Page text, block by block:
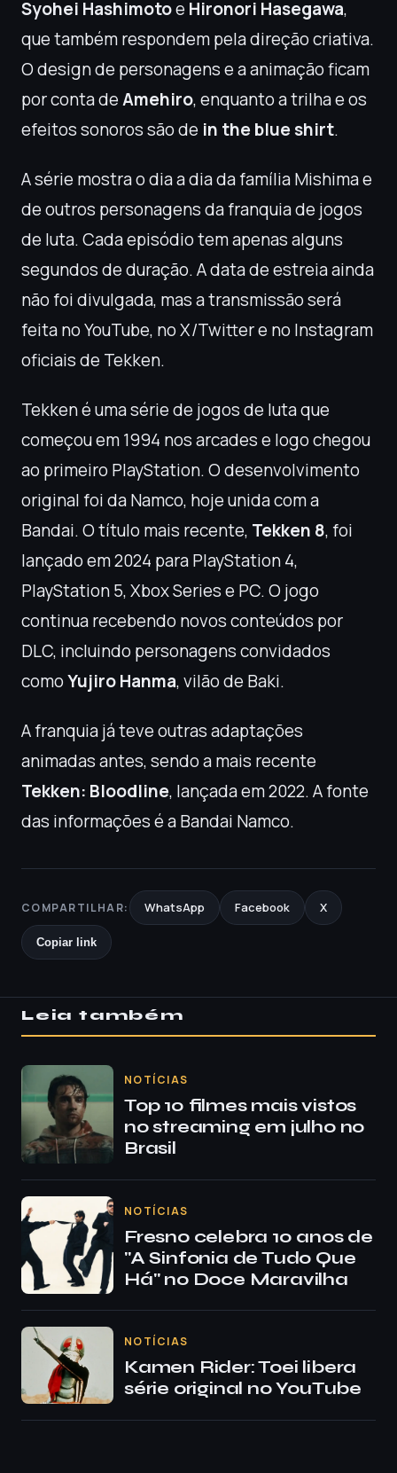
Syohei Hashimotoe Hironori Hasegawa,
que também respondem pela direção criativa.
O design de personagens e a animação ficam
por conta deAmehiro, enquanto a trilha e os
efeitos sonoros são de in the blue shirt.
A série mostra o dia a dia da família Mishima e
de outros personagens da franquia de jogos
de luta. Cada episódio tem apenas alguns
segundos de duração. A data de estreia ainda
não foi divulgada, mas a transmissão será
feita no YouTube, no X/Twitter e no Instagram
oficiais de Tekken.
Tekken é uma série de jogos de luta que
começou em 1994 nos arcades e logo chegou
ao primeiro PlayStation. O desenvolvimento
original foi da Namco, hoje unida com a
Bandai. O título mais recente, Tekken 8, foi
lançado em 2024 para PlayStation 4,
PlayStation 5, Xbox Series e PC. O jogo
continua recebendo novos conteúdos por
DLC, incluindo personagens convidados
comoYujiro Hanma, vilão de Baki.
A franquia já teve outras adaptações
animadas antes, sendo a mais recente
Tekken: Bloodline, lançada em 2022. A fonte
das informações é a Bandai Namco.
COMPARTILHAR: WhatsApp Facebook X
Copiar link
Leia também
NOTÍCIAS
Top 10 filmes mais vistos
no streaming em julho no
Brasil
NOTÍCIAS
Fresno celebra 10 anos de
"A Sinfonia de Tudo Que
Há" no Doce Maravilha
NOTÍCIAS
Kamen Rider: Toei libera
série original no YouTube